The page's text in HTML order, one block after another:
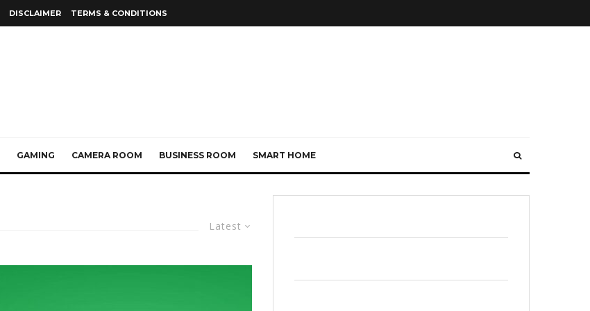
DISCLAIMER TERMS & CONDITIONS
GAMING CAMERA ROOM BUSINESS ROOM SMART HOME
Latest